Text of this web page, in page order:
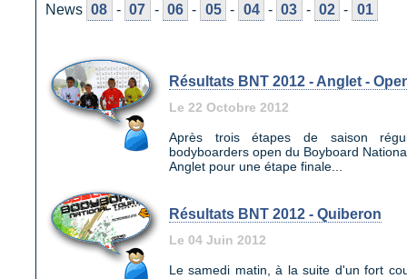
News 08 - 07 - 06 - 05 - 04 - 03 - 02 - 01
Résultats BNT 2012 - Anglet -
Le 22 Octobre 2012
Après trois étapes de saison
bodyboarders open du Boyboard
Anglet pour une étape finale...
Résultats BNT 2012 - Quiberon
Le 04 Juin 2012
Le samedi matin, à la suite d'un fort